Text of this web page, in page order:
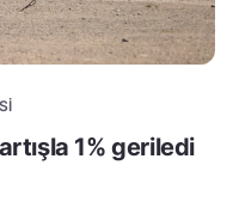
1% geriledi